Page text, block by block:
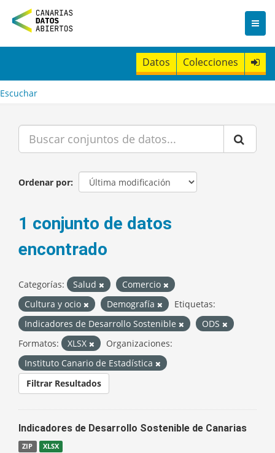
n
t
Datos Colecciones
Escuchar
Ordenar por
1 conjunto de datos
encontrado
Categorías: Salud
Comercio
Cultura y ocio
Demografía
Etiquetas:
Indicadores de Desarrollo Sostenible
ODS
Formatos:
XLSX
Organizaciones:
Instituto Canario de Estadística
Filtrar Resultados
Indicadores de Desarrollo Sostenible de Canarias
ZIP XLSX